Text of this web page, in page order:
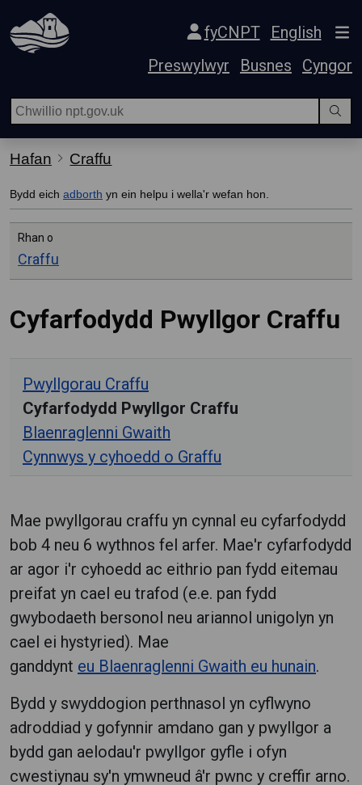
Hepgor gwe-lywio
fyCNPT
English
Preswylwyr
Busnes Cyngor
Hafan Craffu
Bydd eich adborth yn ein helpu i wella'r wefan hon.
Rhan o
Craffu
Cyfarfodydd Pwyllgor Craffu
Pwyllgorau Craffu
Cyfarfodydd Pwyllgor Craffu
Blaenraglenni Gwaith
Cynnwys y cyhoedd o Graffu
Mae pwyllgorau craffu yn cynnal eu cyfarfodydd
bob 4 neu 6 wythnos fel arfer. Mae'r cyfarfodydd
ar agor i'r cyhoedd ac eithrio pan fydd eitemau
preifat yn cael eu trafod (e.e. pan fydd
gwybodaeth bersonol neu ariannol unigolyn yn
cael ei hystyried). Mae
ganddynt eu Blaenraglenni Gwaith eu hunain.
Bydd y swyddogion perthnasol yn cyflwyno
adroddiad y gofynnir amdano gan y pwyllgor a
bydd gan aelodau'r pwyllgor gyfle i ofyn
cwestiynau sy'n ymwneud â'r pwnc y creffir arno.